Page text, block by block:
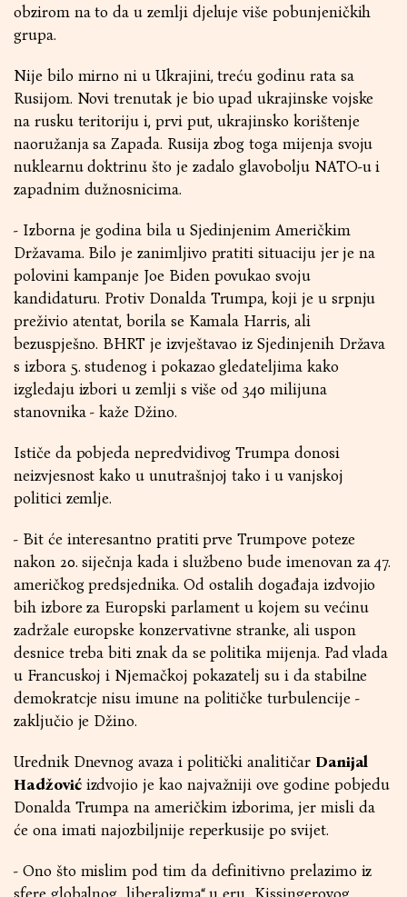
obzirom na to da u zemlji djeluje više pobunjeničkih
grupa.
Nije bilo mirno ni u Ukrajini, treću godinu rata sa
Rusijom. Novi trenutak je bio upad ukrajinske vojske
na rusku teritoriju i, prvi put, ukrajinsko korištenje
naoružanja sa Zapada. Rusija zbog toga mijenja svoju
nuklearnu doktrinu što je zadalo glavobolju NATO-u i
zapadnim dužnosnicima.
- Izborna je godina bila u Sjedinjenim Američkim
Državama. Bilo je zanimljivo pratiti situaciju jer je na
polovini kampanje Joe Biden povukao svoju
kandidaturu. Protiv Donalda Trumpa, koji je u srpnju
preživio atentat, borila se Kamala Harris, ali
bezuspješno. BHRT je izvještavao iz Sjedinjenih Država
s izbora 5. studenog i pokazao gledateljima kako
izgledaju izbori u zemlji s više od 340 milijuna
stanovnika - kaže Džino.
Ističe da pobjeda nepredvidivog Trumpa donosi
neizvjesnost kako u unutrašnjoj tako i u vanjskoj
politici zemlje.
- Bit će interesantno pratiti prve Trumpove poteze
nakon 20. siječnja kada i službeno bude imenovan za 47.
američkog predsjednika. Od ostalih događaja izdvojio
bih izbore za Europski parlament u kojem su većinu
zadržale europske konzervativne stranke, ali uspon
desnice treba biti znak da se politika mijenja. Pad vlada
u Francuskoj i Njemačkoj pokazatelj su i da stabilne
demokratcje nisu imune na političke turbulencije -
zaključio je Džino.
Urednik Dnevnog avaza i politički analitičar Danijal
Hadžovićizdvojio je kao najvažniji ove godine pobjedu
Donalda Trumpa na američkim izborima, jer misli da
će ona imati najozbiljnije reperkusije po svijet.
- Ono što mislim pod tim da definitivno prelazimo iz